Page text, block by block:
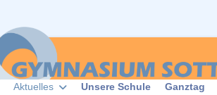
Aktuelles Unsere Schule Ganztag